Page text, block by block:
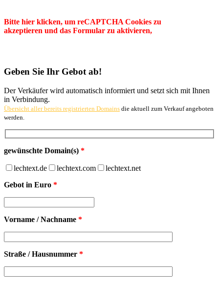
Bitte hier klicken, um reCAPTCHA Cookies zu
akzeptieren und das Formular zu aktivieren,
Geben Sie Ihr Gebot ab!
Der Verkäufer wird automatisch informiert und setzt sich mit Ihnen
in Verbindung.
Übersicht aller bereits registrierten Domains die aktuell zum Verkauf angeboten
werden.
gewünschte Domain(s) *
lechtext.de lechtext.com
lechtext.net
Gebot in Euro *
Vorname / Nachname *
Straße / Hausnummer *